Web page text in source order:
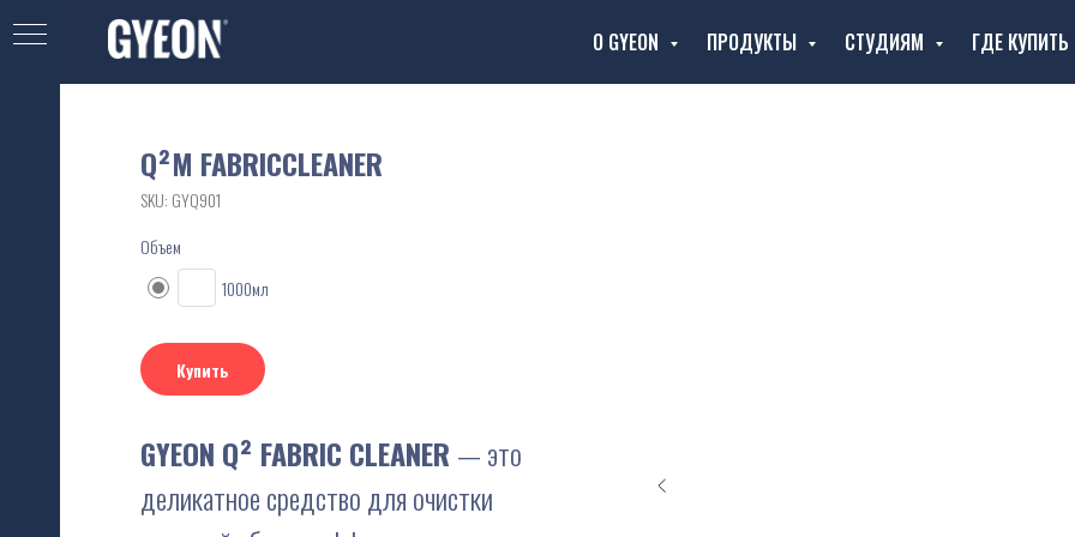
О GYEON ПРОДУКТЫ СТУДИЯМ ГДЕ КУПИТЬ
Q²M FABRICCLEANER
SKU: GYQ901
Объем
1000мл
Купить
GYEON Q² FABRIC CLEANER — это
деликатное средство для очистки